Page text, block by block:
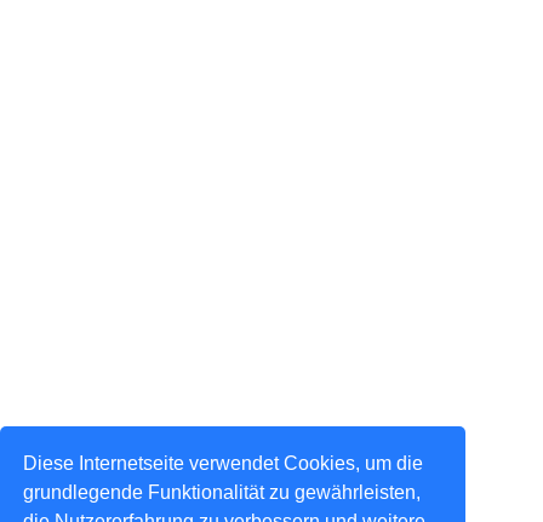
Diese Internetseite verwendet Cookies, um die
grundlegende Funktionalität zu gewährleisten,